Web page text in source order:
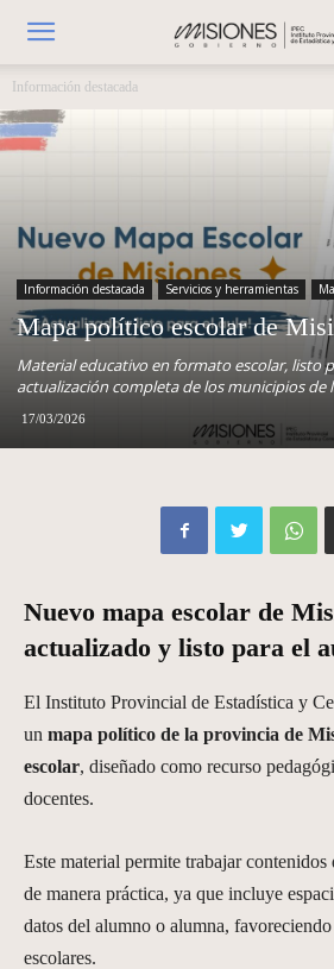
Información destacada
Información destacada Servicios y herramientas
Mapa político escolar de
Material educativo en formato escolar, listo
actualización completa de los municipios de
17/03/2026
Nuevo mapa escolar de
actualizado y listo para el
El Instituto Provincial de Estadística y
un mapa político de la provincia de
escolar, diseñado como recurso
docentes.
Este material permite trabajar
de manera práctica, ya que incluye
datos del alumno o alumna,
escolares.